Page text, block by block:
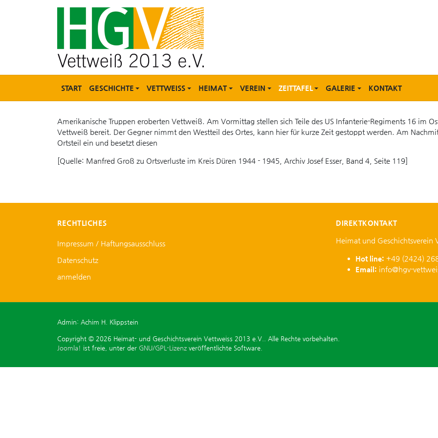
START GESCHICHTE VETTWEISS HEIMAT VEREIN ZEITTAFEL GALERIE KONTAKT
Amerikanische Truppen eroberten Vettweiß. Am Vormittag stellen sich Teile des US Infanterie-Regiments 16 im
Vettweiß bereit. Der Gegner nimmt den Westteil des Ortes, kann hier für kurze Zeit gestoppt werden. Am
Ortsteil ein und besetzt diesen
[Quelle: Manfred Groß zu Ortsverluste im Kreis Düren 1944 - 1945, Archiv Josef Esser, Band 4, Seite 119]
RECHTLICHES
Impressum / Haftungsausschluss
Datenschutz
anmelden
DIREKTKONTAKT
Heimat und Geschichtsverein
Hot line: +49 (2424)
Email: info@hgv-
Admin: Achim H. Klippstein
Copyright © 2026 Heimat- und Geschichtsverein Vettweiss 2013 e.V.. Alle Rechte vorbehalten.
Joomla! ist freie, unter der GNU/GPL-Lizenz veröffentlichte Software.